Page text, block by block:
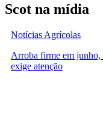
Scot na mídia
Notícias Agrícolas
Arroba firme em junho,
exige atenção